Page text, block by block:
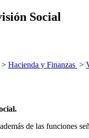
Social
> Hacienda y Finanzas >
de las funciones